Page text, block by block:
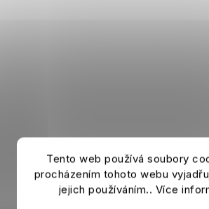
Tento web používá soubory
procházením tohoto webu
jejich používáním.. Více